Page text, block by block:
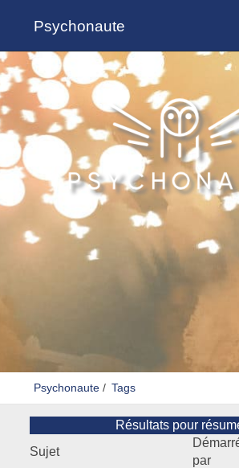
Psychonaute
Psychonaute/ Tags
Résultats pour
Sujet
par